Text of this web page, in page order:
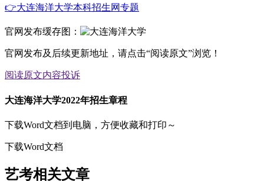
👉大连海洋大学本科招生网专题
官网发布缓存图：
官网发布及后续更新地址，请点击“阅读原文”浏览！
阅读原文内容投诉
大连海洋大学2022年招生章程
下载Word文档到电脑，方便收藏和打印～
下载Word文档
艺考相关文章